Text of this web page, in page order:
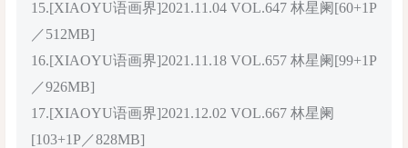
15.[XIAOYU语画界]2021.11.04 VOL.647 林星阑[60+1P
／512MB]
16.[XIAOYU语画界]2021.11.18 VOL.657 林星阑[99+1P
／926MB]
17.[XIAOYU语画界]2021.12.02 VOL.667 林星阑
[103+1P／828MB]